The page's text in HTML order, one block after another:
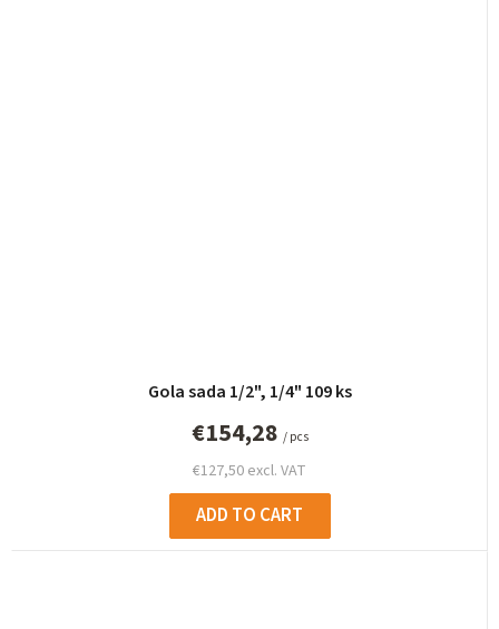
Gola sada 1/2", 1/4" 109 ks
€127,50 excl. VAT
€154,28 / pcs
ADD TO CART